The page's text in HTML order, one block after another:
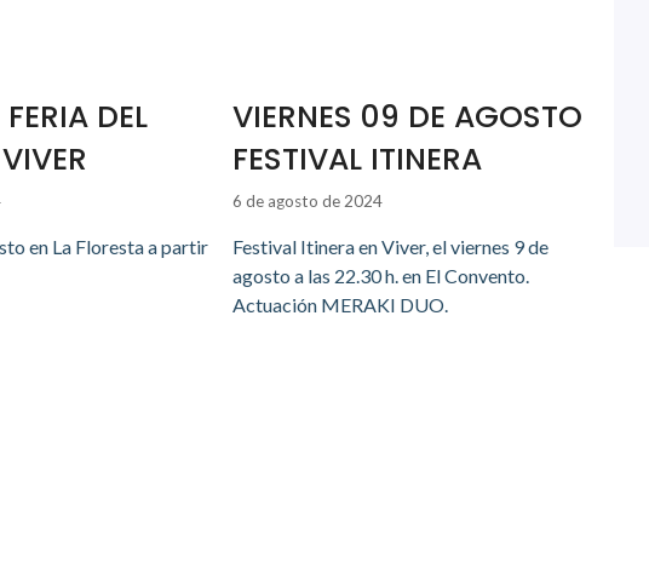
DEL
en La Floresta a partir
VIERNES 09 DE AGOSTO
FESTIVAL ITINERA
6 de agosto de 2024
Festival Itinera en Viver, el viernes 9 de
agosto a las 22.30 h. en El Convento.
Actuación MERAKI DUO.